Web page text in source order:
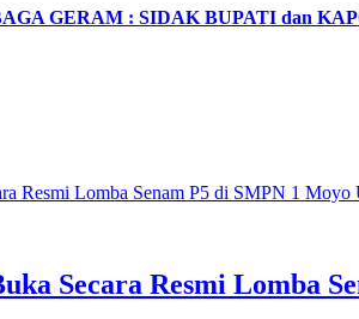
GERAM : SIDAK BUPATI dan
Resmi Lomba Senam P5 di SMPN 1 Moyo
Secara Resmi Lomba